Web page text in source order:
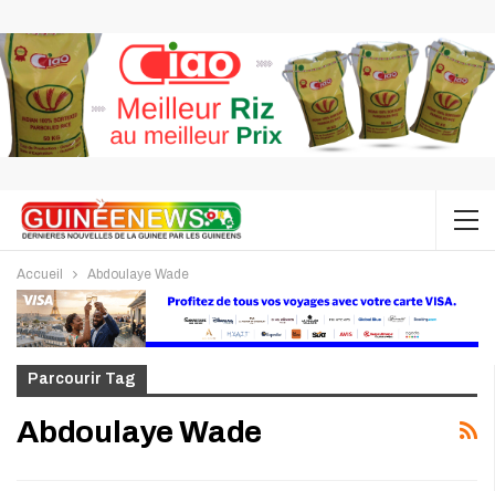
Accueil Abdoulaye Wade
Parcourir Tag
Abdoulaye Wade